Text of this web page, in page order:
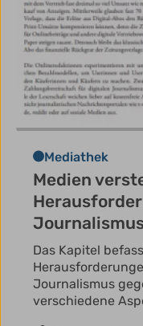
Mediathek
Medien
Das Kapitel
Journalismus
verschiedene